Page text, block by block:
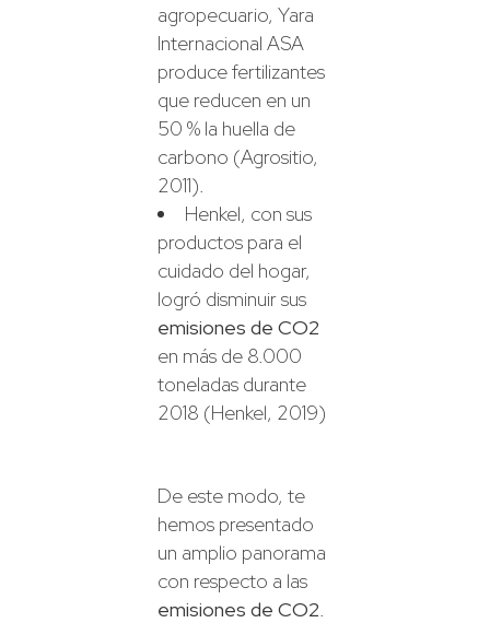
agropecuario, Yara
Internacional ASA
produce fertilizantes
que reducen en un
50 % la huella de
carbono (Agrositio,
2011).
Henkel, con sus
productos para el
cuidado del hogar,
logró disminuir sus
emisiones de CO2
en más de 8.000
toneladas durante
2018 (Henkel, 2019)
De este modo, te
hemos presentado
un amplio panorama
con respecto a las
emisiones de CO2.